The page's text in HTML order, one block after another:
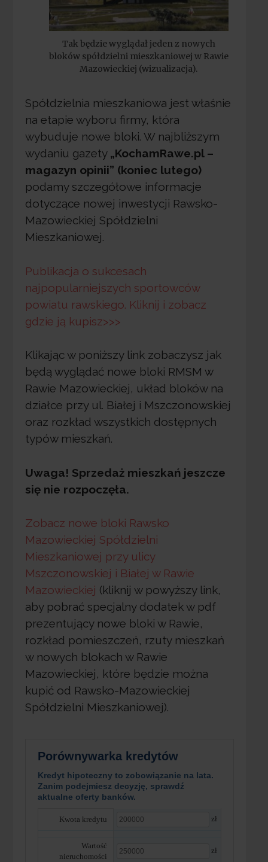
Tak będzie wyglądał jeden z nowych
bloków spółdzielni mieszkaniowej w Rawie
Mazowieckiej (wizualizacja).
Spółdzielnia mieszkaniowa jest właśnie
na etapie wyboru firmy, która
wybuduje nowe bloki. W najbliższym
wydaniu gazety „KochamRawe.pl –
magazyn opinii” (koniec lutego)
podamy szczegółowe informacje
dotyczące nowej inwestycji Rawsko-
Mazowieckiej Spółdzielni
Mieszkaniowej.
Publikacja o sukcesach
najpopularniejszych sportowców
powiatu rawskiego. Kliknij i zobacz
gdzie ją kupisz>>>
Klikając w poniższy link zobaczysz jak
będą wyglądać nowe bloki RMSM w
Rawie Mazowieckiej, układ bloków na
działce przy ul. Białej i Mszczonowskiej
oraz rozkład wszystkich dostępnych
typów mieszkań.
Uwaga! Sprzedaż mieszkań jeszcze
się nie rozpoczęła.
Zobacz nowe bloki Rawsko
Mazowieckiej Spółdzielni
Mieszkaniowej przy ulicy
Mszczonowskiej i Białej w Rawie
Mazowieckiej (kliknij w powyższy link,
aby pobrać specjalny dodatek w pdf
prezentujący nowe bloki w Rawie,
rozkład pomieszczeń, rzuty mieszkań
w nowych blokach w Rawie
Mazowieckiej, które będzie można
kupić od Rawsko-Mazowieckiej
Spółdzielni Mieszkaniowej).
Porównywarka kredytów
Kredyt hipoteczny to zobowiązanie na lata.
Zanim podejmiesz decyzję, sprawdź
aktualne oferty banków.
Kwota kredytu zł
Wartość
nieruchomości
zł